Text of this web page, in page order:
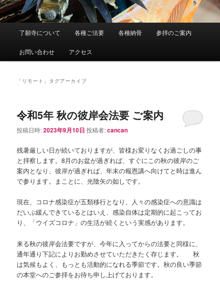
了願寺について 各種ご法要 各種納骨 参拝のご案内
お問い合わせ アクセス
「 リモート 」タグアーカイブ
令和5年 秋の彼岸会法要 ご案内
投稿日時:2023年9月10日 投稿者:cancan
残暑厳しい日が続いておりますが、皆様お変りなくお過ごしの事
と拝察します。8月のお盆が過ぎれば、すぐにこの秋の彼岸のご
案内となり、彼岸が過ぎれば、年末の報恩講へ向けてと時は進ん
で参ります。まことに、光陰矢の如しです。
現在、コロナ感染症が五類移行となり、人々の感染症への意識は
だいぶ緩んできているとはいえ、感染自体は定期的に起こってお
り、「ウイズコロナ」の生活が続くという実感があります。
来る秋の彼岸会法要ですが、今年に入ってからの法要と同様に、
通年通り下記によりお勤めさせていただきたく存じます。 秋
は気候もよく、もっとも活動的になれる季節です。秋の良い季節
の本堂へのご参拝をお待ち申し上げております。